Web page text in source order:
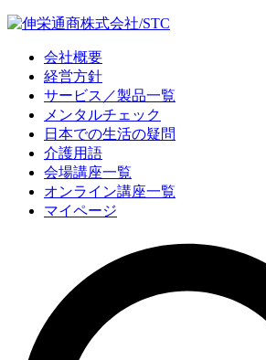
会社概要
経営方針
サービス／製品一覧
メンタルチェック
日本での生活の疑問
介護用語
会場講座一覧
オンライン講座一覧
マイページ